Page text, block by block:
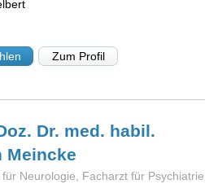
Zum Profil
Dr. med. habil.
Meincke
Neurologie, Facharzt für Psychiatrie